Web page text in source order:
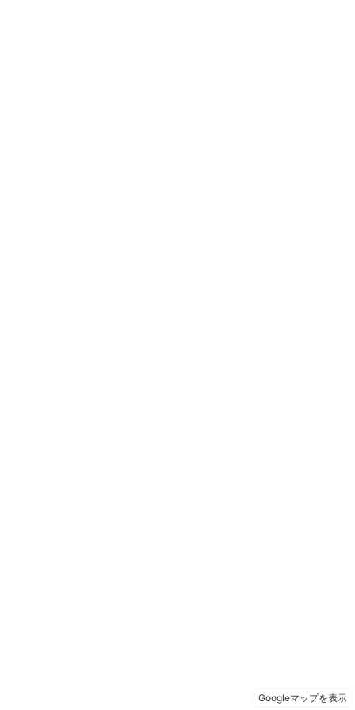
Googleマップを表示